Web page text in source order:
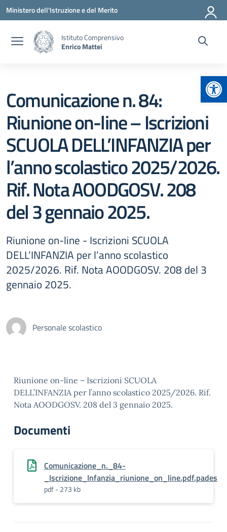
Vai ai contenuti
Vai al menu di navigazione
Vai al footer
Ministero dell'Istruzione e del Merito
Istituto Comprensivo
Enrico Mattei
Comunicazione n. 84:
Riunione on-line – Iscrizioni
SCUOLA DELL’INFANZIA per
l’anno scolastico 2025/2026.
Rif. Nota AOODGOSV. 208
del 3 gennaio 2025.
Riunione on-line - Iscrizioni SCUOLA
DELL’INFANZIA per l’anno scolastico
2025/2026. Rif. Nota AOODGOSV. 208 del 3
gennaio 2025.
Personale scolastico
Riunione on-line – Iscrizioni SCUOLA
DELL’INFANZIA per l’anno scolastico 2025/2026. Rif.
Nota AOODGOSV. 208 del 3 gennaio 2025.
Documenti
Comunicazione_n._84-
_Iscrizione_Infanzia_riunione_on_line.pdf.pades
pdf - 273 kb